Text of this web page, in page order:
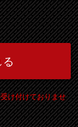
け付けておりませ